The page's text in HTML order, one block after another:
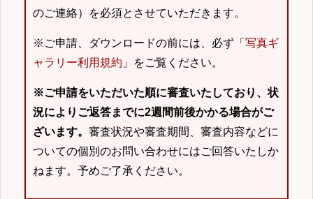
のご連絡）を必須とさせていただきます。
※ご申請、ダウンロードの前には、必ず「 写真ギ
ャラリー利用規約 」をご覧ください。
※ご申請をいただいた順に審査いたしており、状
況によりご返答までに2週間前後かかる場合がご
ざいます。 審査状況や審査期間、審査内容などに
ついての個別のお問い合わせにはご回答いたしか
ねます。予めご了承ください。